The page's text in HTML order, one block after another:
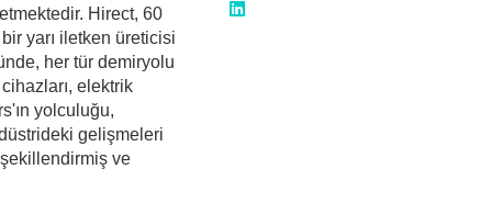
Hirect, 60
yarı iletken üreticisi
her tür demiryolu
elektrik
yolculuğu,
gelişmeleri
ve